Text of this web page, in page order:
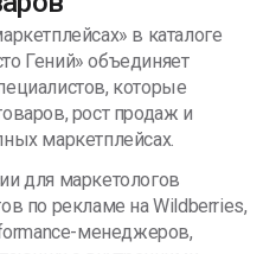
в каталоге
Гений» объединяет
которые
рост продаж и
маркетплейсах.
для маркетологов
по рекламе на Wildberries,
менеджеров,